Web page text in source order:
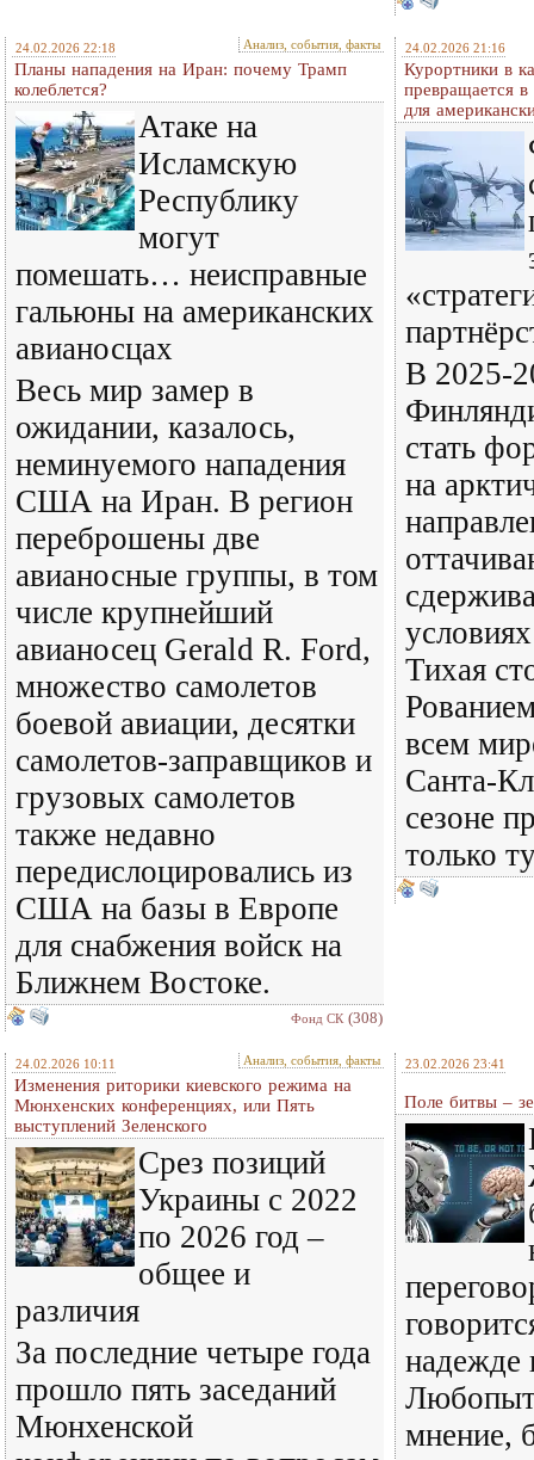
24.02.2026 22:18 Анализ, события, факты
Планы нападения на Иран: почему Трамп
колеблется?
Атаке на
Исламскую
Республику
могут
помешать… неисправные
гальюны на американских
авианосцах
Весь мир замер в
ожидании, казалось,
неминуемого нападения
США на Иран. В регион
переброшены две
авианосные группы, в том
числе крупнейший
авианосец Gerald R. Ford,
множество самолетов
боевой авиации, десятки
самолетов-заправщиков и
грузовых самолетов
также недавно
передислоцировались из
США на базы в Европе
для снабжения войск на
Ближнем Востоке.
Фонд СК (308)
24.02.2026 21:16
Курортники в
превращается
для
В 2025-
стать
на
Тихая
всем
Санта-
сезоне
только
24.02.2026 10:11 Анализ, события, факты
Изменения риторики киевского режима на
Мюнхенских конференциях, или Пять
выступлений Зеленского
Срез позиций
Украины с 2022
по 2026 год –
общее и
различия
За последние четыре года
прошло пять заседаний
Мюнхенской
23.02.2026 23:41
Поле битвы –
надежде
мнение,